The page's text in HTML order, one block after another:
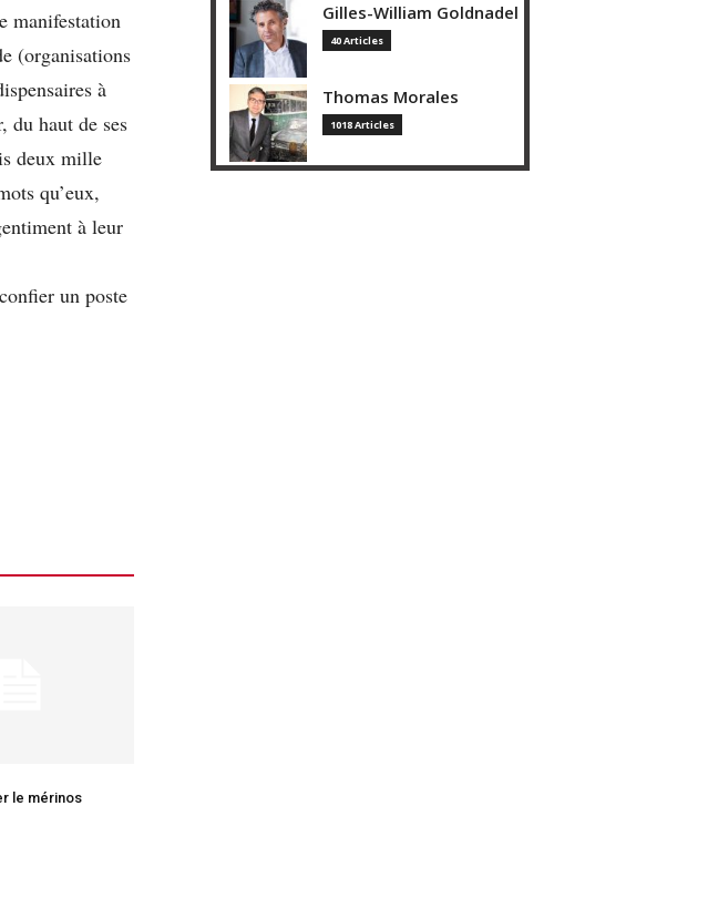
manifestation
(organisations
à
haut de ses
deux mille
qu’eux,
à leur
un poste
le mérinos
Gilles-William Goldnadel
40 Articles
Thomas Morales
1018 Articles